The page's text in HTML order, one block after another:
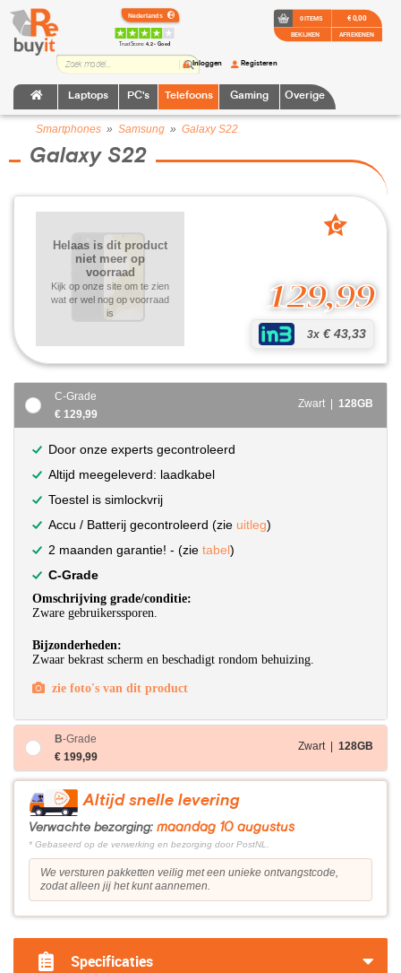
TrustScore:4.2 • Goed
Laptops PC's Telefoons Gaming Overige
Inloggen Registeren
0 ITEMS
BEKIJKEN
€ 0,00
AFREKENEN
Smartphones » Samsung » Galaxy S22
Galaxy S22
129,99
3x € 43,33
Helaas is dit product
niet meer op
voorraad
Kijk op onze site om te zien
wat er wel nog op voorraad
is
C
C-Grade
€ 129,99
Zwart | 128GB
Door onze experts gecontroleerd
Altijd meegeleverd: laadkabel
Toestel is simlockvrij
Accu / Batterij gecontroleerd (zie uitleg)
2 maanden garantie! - (zie tabel)
C-Grade
Omschrijving grade/conditie:
Zware gebruikerssporen.
Bijzonderheden:
Zwaar bekrast scherm en beschadigt rondom behuizing.
zie foto's van dit product
B-Grade
€ 199,99
Zwart | 128GB
Altijd snelle levering
Verwachte bezorging: maandag 10 augustus
* Gebaseerd op de verwerking en bezorging door PostNL.
We versturen pakketten veilig met een unieke ontvangstcode,
zodat alleen jij het kunt aannemen.
Specificaties